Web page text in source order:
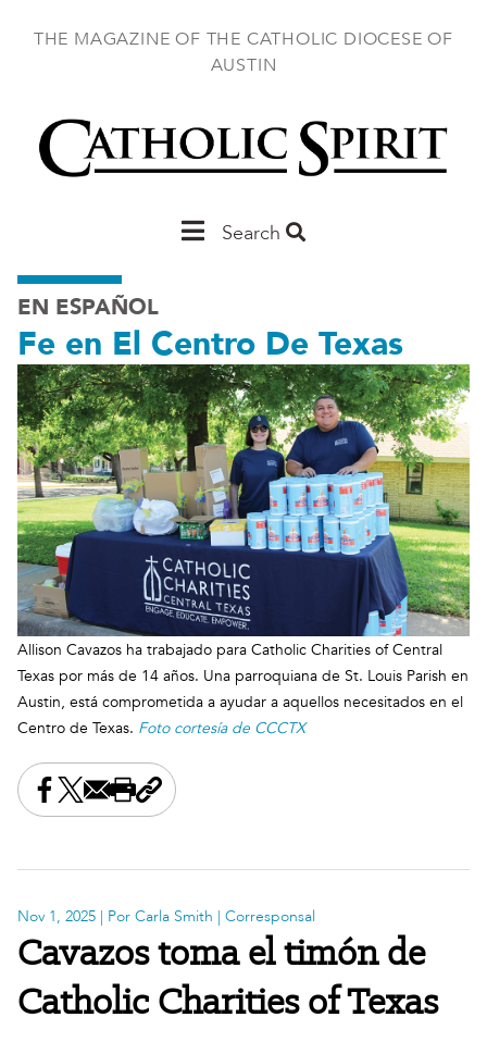
THE MAGAZINE OF THE CATHOLIC DIOCESE OF
AUSTIN
MainSearch
EN ESPAÑOL
Fe en El Centro De Texas
Allison Cavazos ha trabajado para Catholic Charities of Central
Texas por más de 14 años. Una parroquiana de St. Louis Parish en
Austin, está comprometida a ayudar a aquellos necesitados en el
Centro de Texas. Foto cortesía de CCCTX
Share this on Facebook
Share this on X
Share this by email
Print this page
Copy the page address
Nov 1, 2025 | Por Carla Smith | Corresponsal
Cavazos toma el timón de
Catholic Charities of Texas